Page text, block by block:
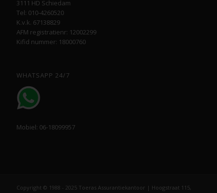
3111 HD Schiedam
Tel: 010-4260520
K.v.k. 67138829
AFM registratienr: 12002299
Kifid nummer: 18000760
WHATSAPP 24/7
Mobiel: 06-18099957
Copyright © 1988 - 2025 Toeras Assurantiekantoor | Hoogstraat 115,